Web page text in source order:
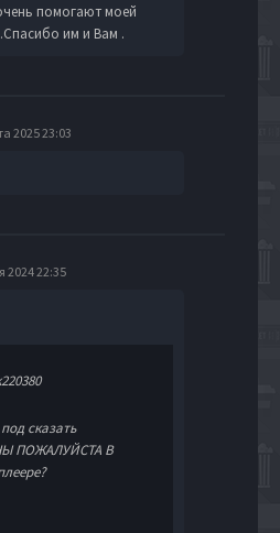
помогают моей
им и Вам .
2025 23:03
2024 22:35
сказать
ПОЖАЛУЙСТА В